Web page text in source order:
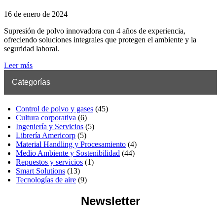
16 de enero de 2024
Supresión de polvo innovadora con 4 años de experiencia,
ofreciendo soluciones integrales que protegen el ambiente y la
seguridad laboral.
Leer más
Categorías
Control de polvo y gases (45)
Cultura corporativa (6)
Ingeniería y Servicios (5)
Librería Americorp (5)
Material Handling y Procesamiento (4)
Medio Ambiente y Sostenibilidad (44)
Repuestos y servicios (1)
Smart Solutions (13)
Tecnologías de aire (9)
Newsletter